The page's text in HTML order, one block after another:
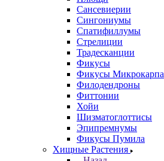
Сансевиерии
Сингониумы
Спатифиллумы
Стрелиции
Традесканции
Фикусы
Фикусы Микрокарпа
Филодендроны
Фиттонии
Хойи
Шизматоглоттисы
Эпипремнумы
Фикусы Пумила
Хищные Растения